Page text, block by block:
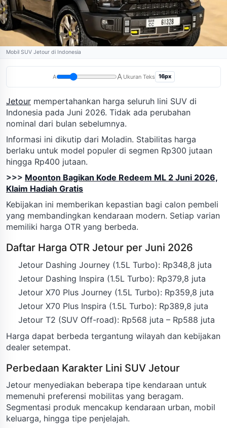
Mobil SUV Jetour di Indonesia
A A Ukuran Teks 16px
Jetour mempertahankan harga seluruh lini SUV di
Indonesia pada Juni 2026. Tidak ada perubahan
nominal dari bulan sebelumnya.
Informasi ini dikutip dari Moladin. Stabilitas harga
berlaku untuk model populer di segmen Rp300 jutaan
hingga Rp400 jutaan.
>>> Moonton Bagikan Kode Redeem ML 2 Juni 2026,
Klaim Hadiah Gratis
Kebijakan ini memberikan kepastian bagi calon pembeli
yang membandingkan kendaraan modern. Setiap varian
memiliki harga OTR yang berbeda.
Daftar Harga OTR Jetour per Juni 2026
Jetour Dashing Journey (1.5L Turbo): Rp348,8 juta
Jetour Dashing Inspira (1.5L Turbo): Rp379,8 juta
Jetour X70 Plus Journey (1.5L Turbo): Rp359,8 juta
Jetour X70 Plus Inspira (1.5L Turbo): Rp389,8 juta
Jetour T2 (SUV Off-road): Rp568 juta – Rp588 juta
Harga dapat berbeda tergantung wilayah dan kebijakan
dealer setempat.
Perbedaan Karakter Lini SUV Jetour
Jetour menyediakan beberapa tipe kendaraan untuk
memenuhi preferensi mobilitas yang beragam.
Segmentasi produk mencakup kendaraan urban, mobil
keluarga, hingga tipe penjelajah.